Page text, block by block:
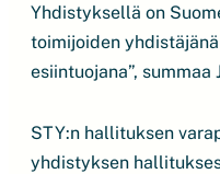
Yhdistyksellä on
toimijoiden
esiintuojana”, summaa
STY:n hallituksen
yhdistyksen